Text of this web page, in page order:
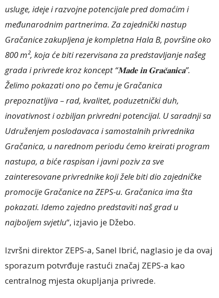
usluge, ideje i razvojne potencijale pred domaćim i
međunarodnim partnerima. Za zajednički nastup
Gračanice zakupljena je kompletna Hala B, površine oko
800 m², koja će biti rezervisana za predstavljanje našeg
grada i privrede kroz koncept “𝐌𝐚𝐝𝐞𝐢𝐧𝐆𝐫𝐚𝐜̌𝐚𝐧𝐢𝐜𝐚”.
Želimo pokazati ono po čemu je Gračanica
prepoznatljiva – rad, kvalitet, poduzetnički duh,
inovativnost i ozbiljan privredni potencijal. U saradnji sa
Udruženjem poslodavaca i samostalnih privrednika
Gračanica, u narednom periodu ćemo kreirati program
nastupa, a biće raspisan i javni poziv za sve
zainteresovane privrednike koji žele biti dio zajedničke
promocije Gračanice na ZEPS-u. Gračanica ima šta
pokazati. Idemo zajedno predstaviti naš grad u
najboljem svjetlu“, izjavio je Džebo.
Izvršni direktor ZEPS-a, Sanel Ibrić, naglasio je da ovaj
sporazum potvrđuje rastući značaj ZEPS-a kao
centralnog mjesta okupljanja privrede.